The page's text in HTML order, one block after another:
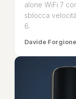
alone WiFi 7
sblocca
6.
Davide Forgione